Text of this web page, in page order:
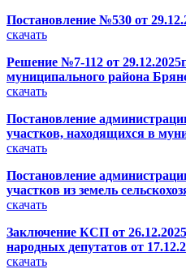
Постановление №530 от
скачать
Решение №7-112 от
муниципального района
скачать
Постановление
участков, находящихся в
скачать
Постановление
участков из земель
скачать
Заключение КСП от
народных депутатов от
скачать